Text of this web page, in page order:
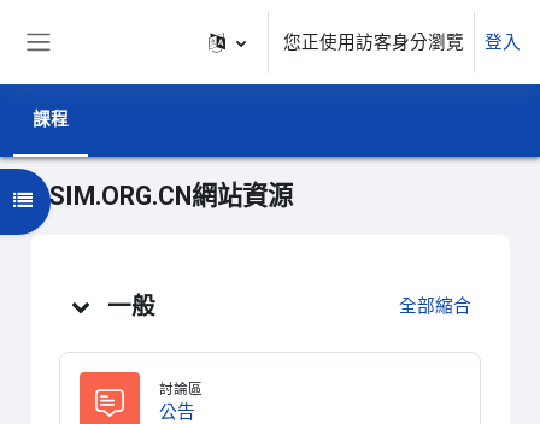
您正使用訪客身分瀏覽 登入
課程
I-SIM.ORG.CN網站資源
Open activity index
一般 全部縮合
討論區
公告